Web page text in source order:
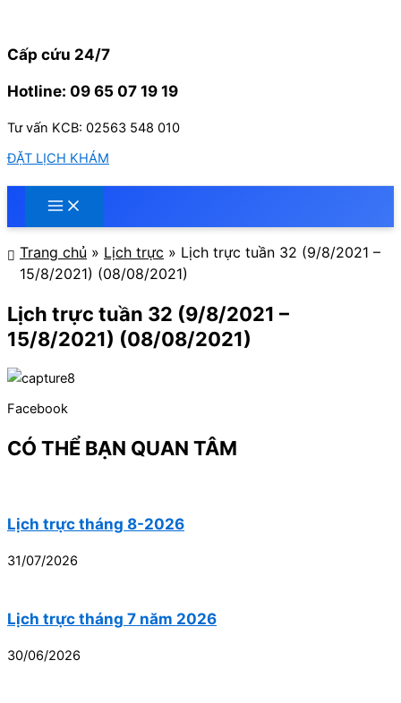
nội
Cấp cứu 24/7
Hotline: 09 65 07 19 19
Tư vấn KCB: 02563 548 010
ĐẶT LỊCH KHÁM
Trang chủ » Lịch trực » Lịch trực tuần 32 (9/8/2021 –
15/8/2021) (08/08/2021)
Lịch trực tuần 32 (9/8/2021 –
15/8/2021) (08/08/2021)
Facebook
CÓ THỂ BẠN QUAN TÂM
Lịch trực tháng 8-2026
31/07/2026
Lịch trực tháng 7 năm 2026
30/06/2026